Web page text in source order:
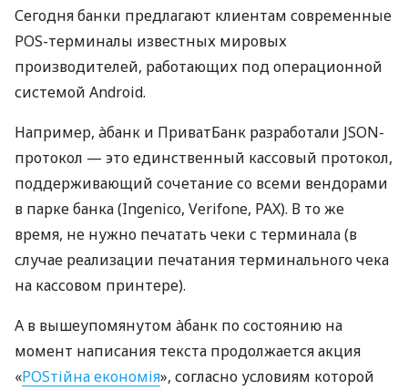
Сегодня банки предлагают клиентам современные
POS-терминалы известных мировых
производителей, работающих под операционной
системой Android.
Например, àбанк и ПриватБанк разработали JSON-
протокол — это единственный кассовый протокол,
поддерживающий сочетание со всеми вендорами
в парке банка (Ingenico, Verifone, PAX). В то же
время, не нужно печатать чеки с терминала (в
случае реализации печатания терминального чека
на кассовом принтере).
А в вышеупомянутом àбанк по состоянию на
момент написания текста продолжается акция
«POSтійна економія», согласно условиям которой